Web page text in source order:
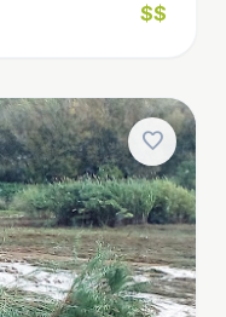
$$
favorite